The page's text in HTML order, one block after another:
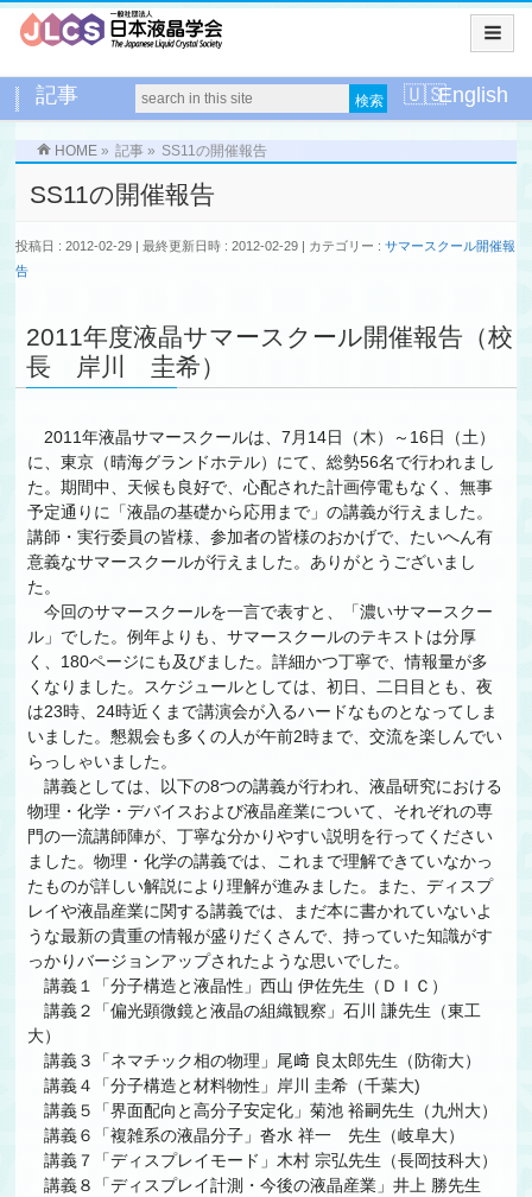
記事 English
HOME » 記事 » SS11の開催報告
SS11の開催報告
投稿日 : 2012-02-29 最終更新日時 : 2012-02-29 カテゴリー :サマースクール開催報
告
2011年度液晶サマースクール開催報告（校
長 岸川 圭希）
2011年液晶サマースクールは、7月14日（木）～16日（土）
に、東京（晴海グランドホテル）にて、総勢56名で行われまし
た。期間中、天候も良好で、心配された計画停電もなく、無事
予定通りに「液晶の基礎から応用まで」の講義が行えました。
講師・実行委員の皆様、参加者の皆様のおかげで、たいへん有
意義なサマースクールが行えました。ありがとうございまし
た。
今回のサマースクールを一言で表すと、「濃いサマースクー
ル」でした。例年よりも、サマースクールのテキストは分厚
く、180ページにも及びました。詳細かつ丁寧で、情報量が多
くなりました。スケジュールとしては、初日、二日目とも、夜
は23時、24時近くまで講演会が入るハードなものとなってしま
いました。懇親会も多くの人が午前2時まで、交流を楽しんでい
らっしゃいました。
講義としては、以下の8つの講義が行われ、液晶研究における
物理・化学・デバイスおよび液晶産業について、それぞれの専
門の一流講師陣が、丁寧な分かりやすい説明を行ってください
ました。物理・化学の講義では、これまで理解できていなかっ
たものが詳しい解説により理解が進みました。また、ディスプ
レイや液晶産業に関する講義では、まだ本に書かれていないよ
うな最新の貴重の情報が盛りだくさんで、持っていた知識がす
っかりバージョンアップされたような思いでした。
講義１「分子構造と液晶性」西山 伊佐先生（ＤＩＣ）
講義２「偏光顕微鏡と液晶の組織観察」石川 謙先生（東工
大）
講義３「ネマチック相の物理」尾﨑 良太郎先生（防衛大）
講義４「分子構造と材料物性」岸川 圭希（千葉大)
講義５「界面配向と高分子安定化」菊池 裕嗣先生（九州大）
講義６「複雑系の液晶分子」沓水 祥一 先生（岐阜大）
講義７「ディスプレイモード」木村 宗弘先生（長岡技科大）
講義８「ディスプレイ計測・今後の液晶産業」井上 勝先生